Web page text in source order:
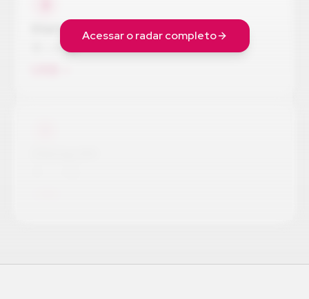
Startup #3
—
Acessar o radar completo